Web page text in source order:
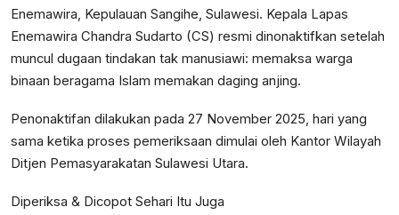
Enemawira, Kepulauan Sangihe, Sulawesi. Kepala Lapas
Enemawira Chandra Sudarto (CS) resmi dinonaktifkan setelah
muncul dugaan tindakan tak manusiawi: memaksa warga
binaan beragama Islam memakan daging anjing.
Penonaktifan dilakukan pada 27 November 2025, hari yang
sama ketika proses pemeriksaan dimulai oleh Kantor Wilayah
Ditjen Pemasyarakatan Sulawesi Utara.
Diperiksa & Dicopot Sehari Itu Juga